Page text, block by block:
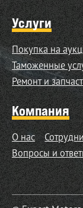
Услуги
Покупка на
Таможенные
Ремонт и
Компания
О нас
Вопросы и